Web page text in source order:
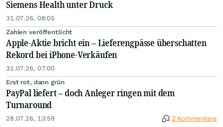
Siemens Health unter Druck
31.07.26, 08:05
Zahlen veröffentlicht
Apple-Aktie bricht ein – Lieferengpässe überschatten
Rekord bei iPhone-Verkäufen
31.07.26, 07:00
Erst rot, dann grün
PayPal liefert – doch Anleger ringen mit dem
Turnaround
28.07.26, 13:59 2 Kommentare